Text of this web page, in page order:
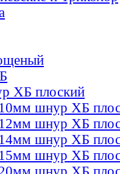
ХБ плоский
10мм шнур ХБ
12мм шнур ХБ
14мм шнур ХБ
15мм шнур ХБ